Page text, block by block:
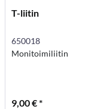
T-liitin
650018
Monitoimiliitin
9,00 € *